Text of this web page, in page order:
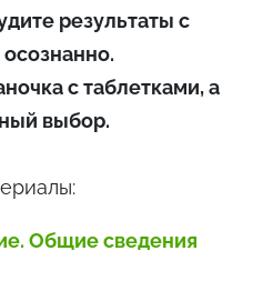
результаты с
с таблетками, а
выбор.
Общие сведения